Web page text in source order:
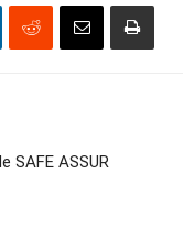
SAFE ASSUR